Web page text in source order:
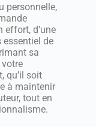
personnelle,
effort, d’une
essentiel de
sa
qu’il soit
à maintenir
tout en